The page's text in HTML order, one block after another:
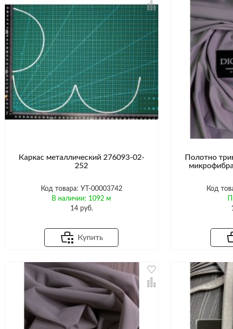
Каркас металлический 276093-02-
252
Код товара: УТ-00003742
В наличии: 1092 м
14 руб.
Купить
Полотно
Код